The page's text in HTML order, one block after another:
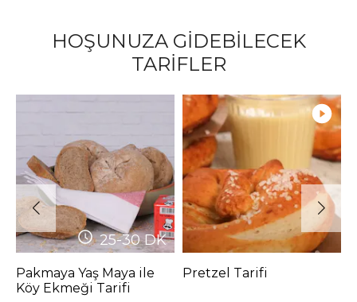
HOŞUNUZA GİDEBİLECEK
TARİFLER
25-30DK
Pakmaya Yaş Maya ile
Köy Ekmeği Tarifi
Pretzel Tarifi